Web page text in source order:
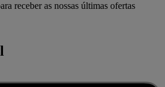
receber as nossas últimas ofertas